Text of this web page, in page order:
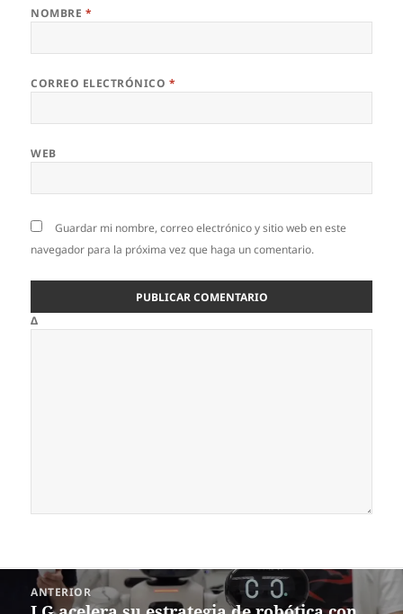
NOMBRE *
CORREO ELECTRÓNICO *
WEB
Guardar mi nombre, correo electrónico y sitio web en este
navegador para la próxima vez que haga un comentario.
Δ
Navegación
ANTERIOR